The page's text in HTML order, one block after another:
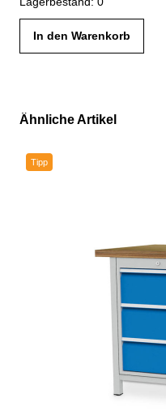
In den Warenkorb
Produktgalerie überspringen
Ähnliche Artikel
Tipp